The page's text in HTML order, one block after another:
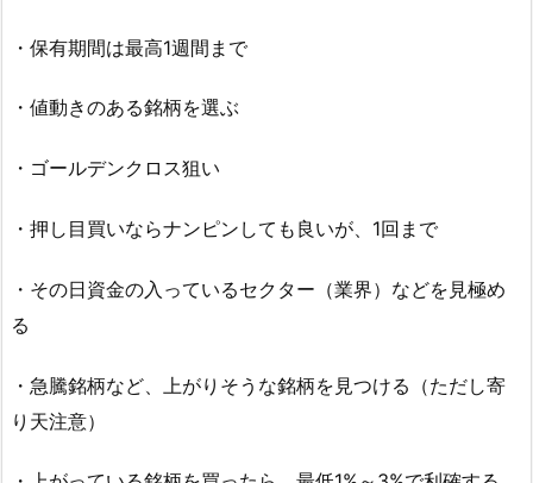
・保有期間は最高1週間まで
・値動きのある銘柄を選ぶ
・ゴールデンクロス狙い
・押し目買いならナンピンしても良いが、1回まで
・その日資金の入っているセクター（業界）などを見極め
る
・急騰銘柄など、上がりそうな銘柄を見つける（ただし寄
り天注意）